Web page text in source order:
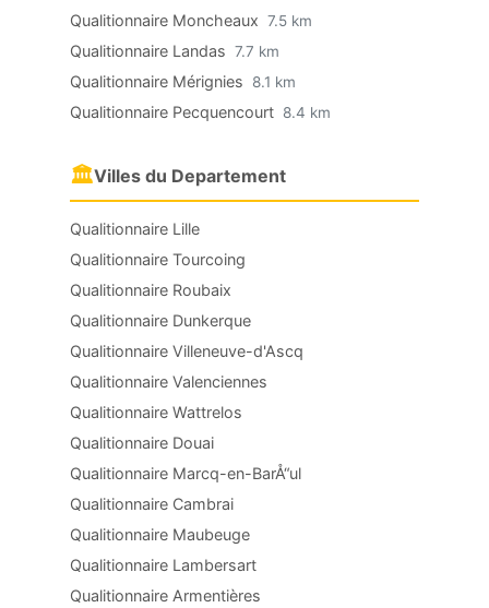
Qualitionnaire Moncheaux 7.5 km
Qualitionnaire Landas 7.7 km
Qualitionnaire Mérignies 8.1 km
Qualitionnaire Pecquencourt 8.4 km
🏛Villes du Departement
Qualitionnaire Lille
Qualitionnaire Tourcoing
Qualitionnaire Roubaix
Qualitionnaire Dunkerque
Qualitionnaire Villeneuve-d'Ascq
Qualitionnaire Valenciennes
Qualitionnaire Wattrelos
Qualitionnaire Douai
Qualitionnaire Marcq-en-BarÅ“ul
Qualitionnaire Cambrai
Qualitionnaire Maubeuge
Qualitionnaire Lambersart
Qualitionnaire Armentières